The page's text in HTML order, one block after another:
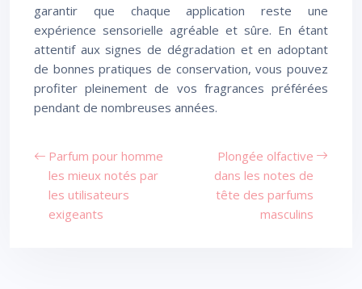
garantir que chaque application reste une
expérience sensorielle agréable et sûre. En étant
attentif aux signes de dégradation et en adoptant
de bonnes pratiques de conservation, vous pouvez
profiter pleinement de vos fragrances préférées
pendant de nombreuses années.
Parfum pour homme
les mieux notés par
les utilisateurs
exigeants
Plongée olfactive
dans les notes de
tête des parfums
masculins